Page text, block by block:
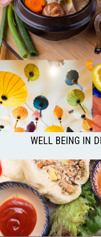
WELL BEING IN